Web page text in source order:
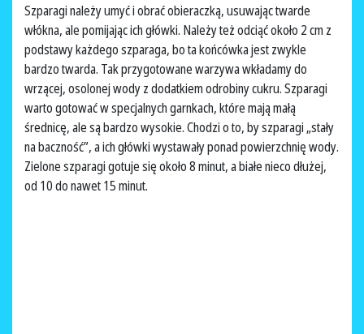
Szparagi należy umyć i obrać obieraczką, usuwając twarde
włókna, ale pomijając ich główki. Należy też odciąć około 2 cm z
podstawy każdego szparaga, bo ta końcówka jest zwykle
bardzo twarda. Tak przygotowane warzywa wkładamy do
wrzącej, osolonej wody z dodatkiem odrobiny cukru. Szparagi
warto gotować w specjalnych garnkach, które mają małą
średnicę, ale są bardzo wysokie. Chodzi o to, by szparagi „stały
na baczność”, a ich główki wystawały ponad powierzchnię wody.
Zielone szparagi gotuje się około 8 minut, a białe nieco dłużej,
od 10 do nawet 15 minut.